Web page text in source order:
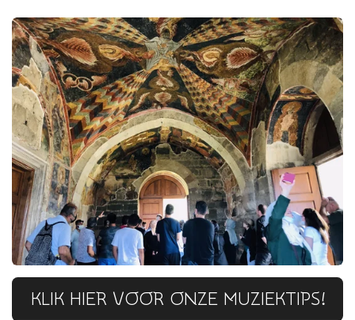
KLIK HIER VOOR ONZE MUZIEKTIPS!